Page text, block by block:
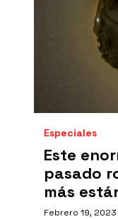
Especiales
Este
pasado
más
Febrero 19, 2023